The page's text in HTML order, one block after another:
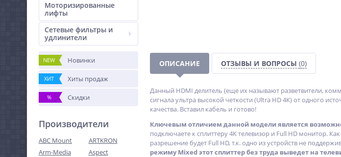
Моторизированные
лифты
Сетевые фильтры и
удлинители
NEW Новинки
ХИТ Хиты продаж
% Скидки
Производители
ABC Mount
ARTKRON
Arm-Media
Aspect
ОПИСАНИЕ ОТЗЫВЫ И ВОПРОСЫ (0)
Данный HDMI делитель (еще их называют разветвители,
сигнала ультра высокой четкости (Ultra HD 4K) от одного
качества. Вставил кабель и готово!
Ключевым отличием данной модели является
подключаете к сплиттеру 4K телевизор и Full HD монитор.
разрешение будет Full HD, т.к. одно из устройств не
режиму Mixed этот сплиттер без труда выведет на